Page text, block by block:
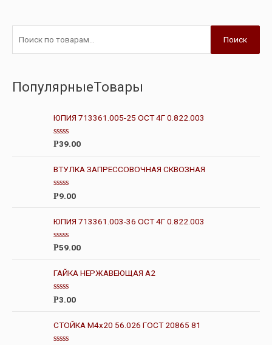
Поиск
ПопулярныеТовары
ЮПИЯ 713361.005-25 ОСТ 4Г 0.822.003
О
е
н
к
а
и
з
Р39.00
ВТУЛКА ЗАПРЕССОВОЧНАЯ СКВОЗНАЯ
О
е
н
к
а
и
з
Р9.00
ЮПИЯ 713361.003-36 ОСТ 4Г 0.822.003
О
е
н
к
а
и
з
Р59.00
ГАЙКА НЕРЖАВЕЮЩАЯ А2
О
е
н
к
а
Р3.00
СТОЙКА М4х20 56.026 ГОСТ 20865 81